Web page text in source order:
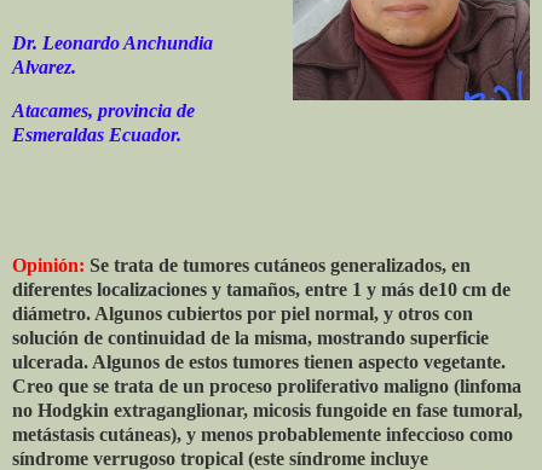
Dr. Leonardo Anchundia
Alvarez.
Atacames, provincia de
Esmeraldas Ecuador.
Opinión: Se trata de tumores cutáneos generalizados, en
diferentes localizaciones y tamaños, entre 1 y más de10 cm de
diámetro. Algunos cubiertos por piel normal, y otros con
solución de continuidad de la misma, mostrando superficie
ulcerada. Algunos de estos tumores tienen aspecto vegetante.
Creo que se trata de un proceso proliferativo maligno (linfoma
no Hodgkin extraganglionar, micosis fungoide en fase tumoral,
metástasis cutáneas), y menos probablemente infeccioso como
síndrome verrugoso tropical (este síndrome incluye